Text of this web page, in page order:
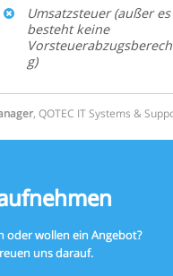
Umsatzsteuer (außer es
besteht keine
g)
, QOTEC IT Systems &
oder wollen ein Angebot?
uns darauf.